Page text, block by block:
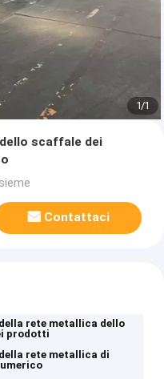
1/1
scaffale dei
Contattaci
rete metallica dello
prodotti
rete metallica di